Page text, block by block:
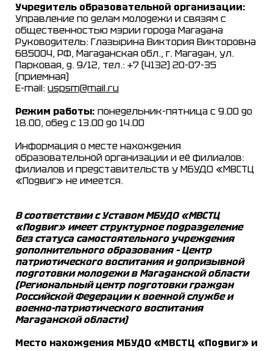
Учредитель образовательной организации:
Управление по делам молодежи и связям с
общественностью мэрии города Магадана
Руководитель: Глазырина Виктория Викторовна
685004, РФ, Магаданская обл., г. Магадан, ул.
Парковая, д. 9/12, тел.: +7 (4132) 20-07-35
(приемная)
E-mail:uspsm@mail.ru
Режим работы: понедельник-пятница с 9.00 до
18.00, обед с 13.00 до 14.00
Информация о месте нахождения
образовательной организации и её филиалов:
филиалов и представительств у МБУДО «МВСТЦ
«Подвиг» не имеется.
В соответствии с Уставом МБУДО «МВСТЦ
«Подвиг» имеет структурное подразделение
без статуса самостоятельного учреждения
дополнительного образования – Центр
патриотического воспитания и допризывной
подготовки молодежи в Магаданской области
(Региональный центр подготовки граждан
Российской Федерации к военной службе и
военно-патриотического воспитания
Магаданской области)
Место нахождения МБУДО «МВСТЦ «Подвиг» и